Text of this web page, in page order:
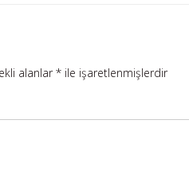
alanlar* ile işaretlenmişlerdir